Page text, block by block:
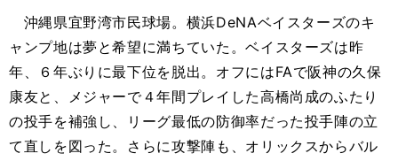
沖縄県宜野湾市民球場。横浜DeNAベイスターズのキ
ャンプ地は夢と希望に満ちていた。ベイスターズは昨
年、６年ぶりに最下位を脱出。オフにはFAで阪神の久保
康友と、メジャーで４年間プレイした高橋尚成のふたり
の投手を補強し、リーグ最低の防御率だった投手陣の立
て直しを図った。さらに攻撃陣も、オリックスからバル